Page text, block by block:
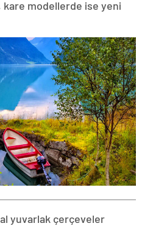
modellerde ise yeni
yuvarlak çerçeveler